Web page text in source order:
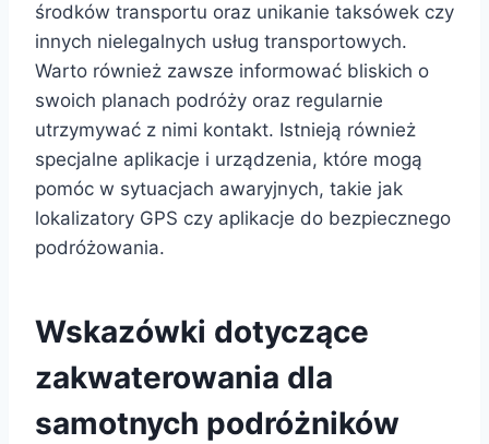
środków transportu oraz unikanie taksówek czy
innych nielegalnych usług transportowych.
Warto również zawsze informować bliskich o
swoich planach podróży oraz regularnie
utrzymywać z nimi kontakt. Istnieją również
specjalne aplikacje i urządzenia, które mogą
pomóc w sytuacjach awaryjnych, takie jak
lokalizatory GPS czy aplikacje do bezpiecznego
podróżowania.
Wskazówki dotyczące
zakwaterowania dla
samotnych podróżników